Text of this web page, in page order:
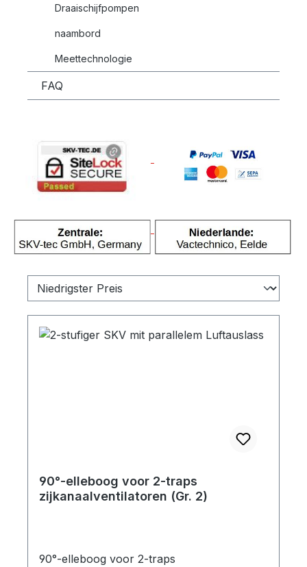
Draaischijfpompen
naambord
Meettechnologie
FAQ
90°-elleboog voor 2-traps
zijkanaalventilatoren (Gr. 2)
90°-elleboog voor 2-traps